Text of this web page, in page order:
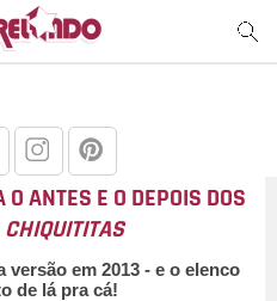
ANTES E O DEPOIS DOS
CHIQUITITAS
em 2013 - e o elenco
de lá pra cá!